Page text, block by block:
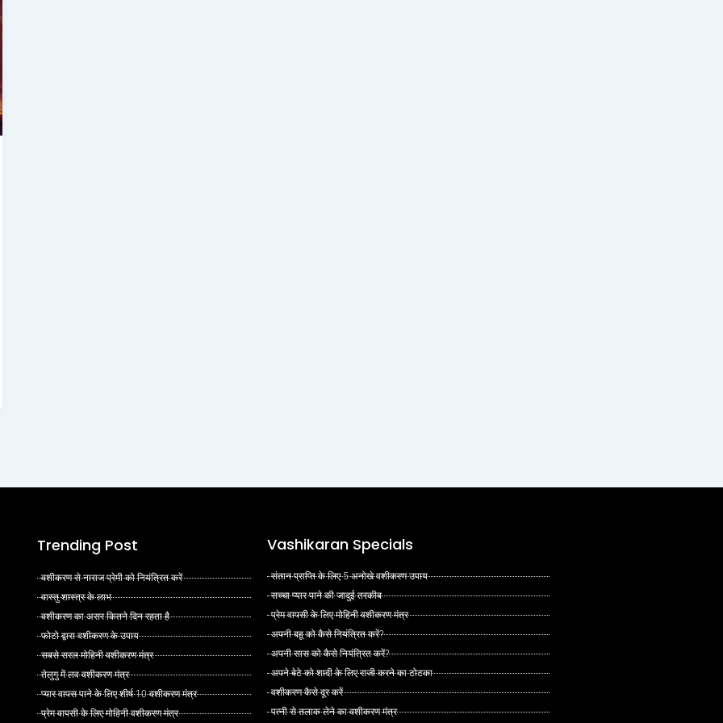
Trending Post
वशीकरण से नाराज प्रेमी को नियंत्रित करें
वास्तु शास्त्र के लाभ
वशीकरण का असर कितने दिन रहता है
फोटो द्वारा वशीकरण के उपाय
सबसे सरल मोहिनी वशीकरण मंत्र
तेलुगु में लव वशीकरण मंत्र
प्यार वापस पाने के लिए शीर्ष 10 वशीकरण मंत्र
प्रेम वापसी के लिए मोहिनी वशीकरण मंत्र
Vashikaran Specials
संतान प्राप्ति के लिए 5 अनोखे वशीकरण उपाय
सच्चा प्यार पाने की जादुई तरकीब
प्रेम वापसी के लिए मोहिनी वशीकरण मंत्र
अपनी बहू को कैसे नियंत्रित करें?
अपनी सास को कैसे नियंत्रित करें?
अपने बेटे को शादी के लिए राजी करने का टोटका
वशीकरण कैसे दूर करें
पत्नी से तलाक लेने का वशीकरण मंत्र